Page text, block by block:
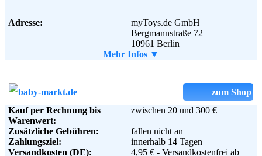
Weiterführende
AGB
Adresse:
myToys.de GmbH
Bergmannstraße 72
10961 Berlin
+49 (0)30 - 200 747 200
Soziale Kanäle:
Weiterführende
Informationen:
Mehr Infos ▼
zum Shop
Kauf per Rechnung bis
Warenwert:
zwischen 20 und 300 €
Zusätzliche Gebühren:
fallen nicht an
Zahlungsziel:
innerhalb 14 Tagen
Versandkosten (DE):
4,95 € - Versandkostenfrei ab